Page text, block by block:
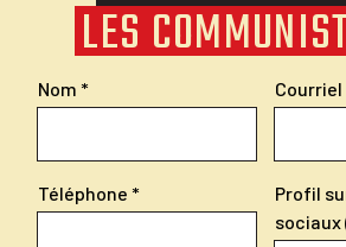
LES
Nom Courriel
Téléphone
Profil
sociaux